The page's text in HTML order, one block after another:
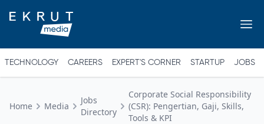
TECHNOLOGY CAREERS EXPERT'S CORNER STARTUP JOBS
Home Media
Jobs
Directory
Corporate Social Responsibility
(CSR): Pengertian, Gaji, Skills,
Tools & KPI